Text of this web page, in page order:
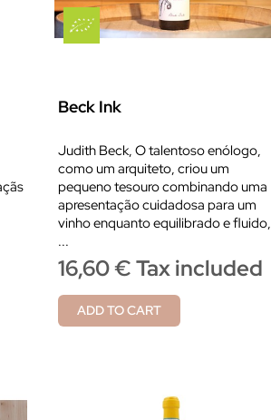
Beck Ink
Judith Beck, O talentoso enólogo,
como um arquiteto, criou um
pequeno tesouro combinando uma
apresentação cuidadosa para um
vinho enquanto equilibrado e fluido,
...
16,60 € Tax included
ADD TO CART